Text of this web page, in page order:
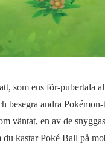
som ens för-pubertala
besegra andra
väntat, en av de
kastar Poké Ball på